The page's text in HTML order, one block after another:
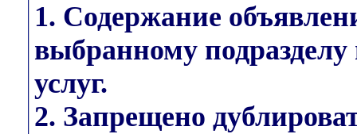
1. Содержание
выбранному
услуг.
2. Запрещено